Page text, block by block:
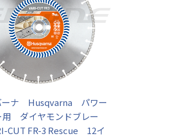
ーナ Husqvarna パワー
用 ダイヤモンドブレー
CUT FR-3 Rescue 12イ